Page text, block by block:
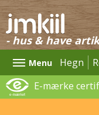
- hus & have
Menu Hegn
E-mærke